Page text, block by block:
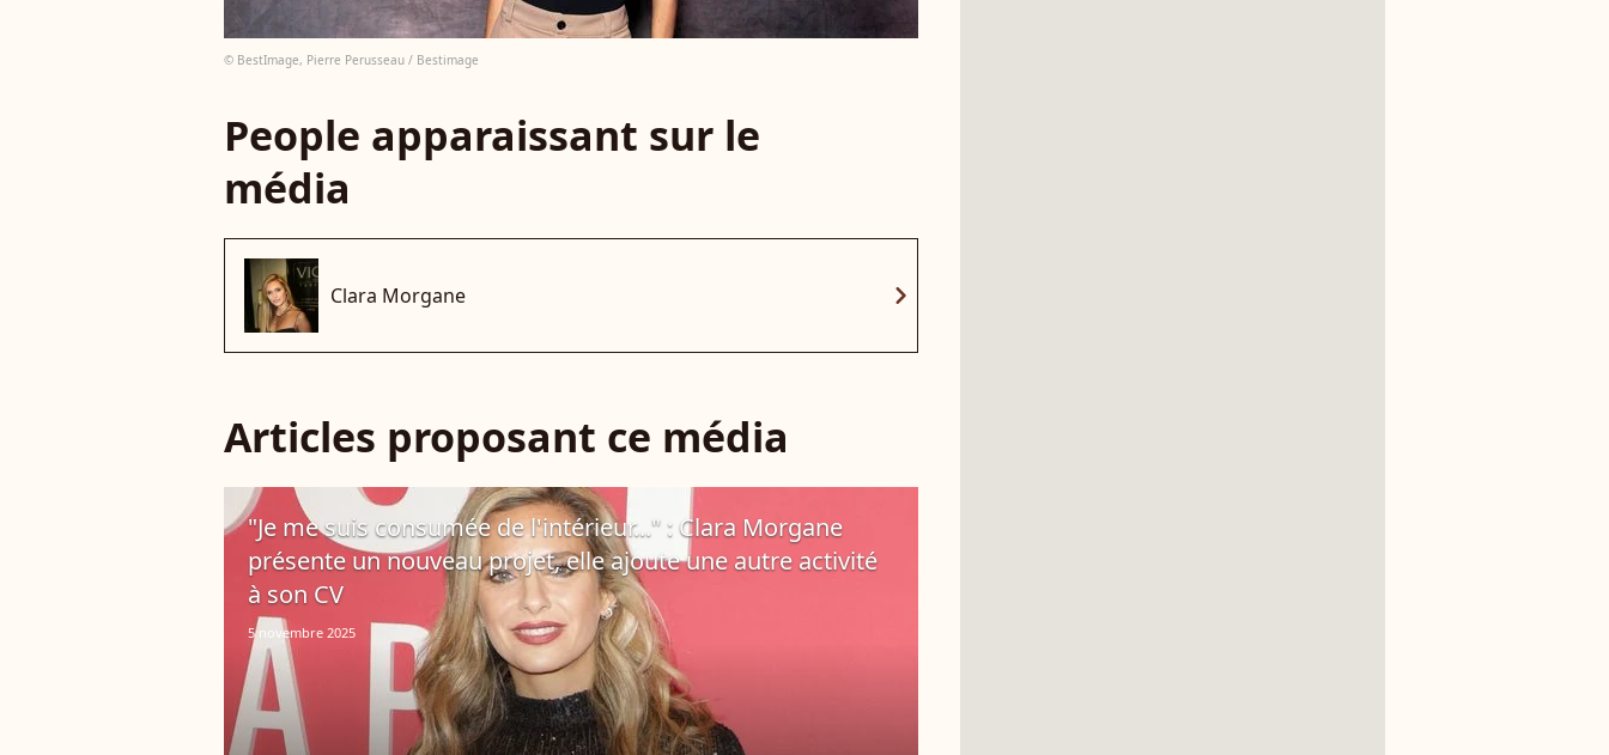
© BestImage, Pierre Perusseau / Bestimage
People apparaissant sur le
média
Clara Morgane chevron_right
Articles proposant ce média
"Je me suis consumée de l'intérieur..." : Clara Morgane
présente un nouveau projet, elle ajoute une autre activité
à son CV
5 novembre 2025